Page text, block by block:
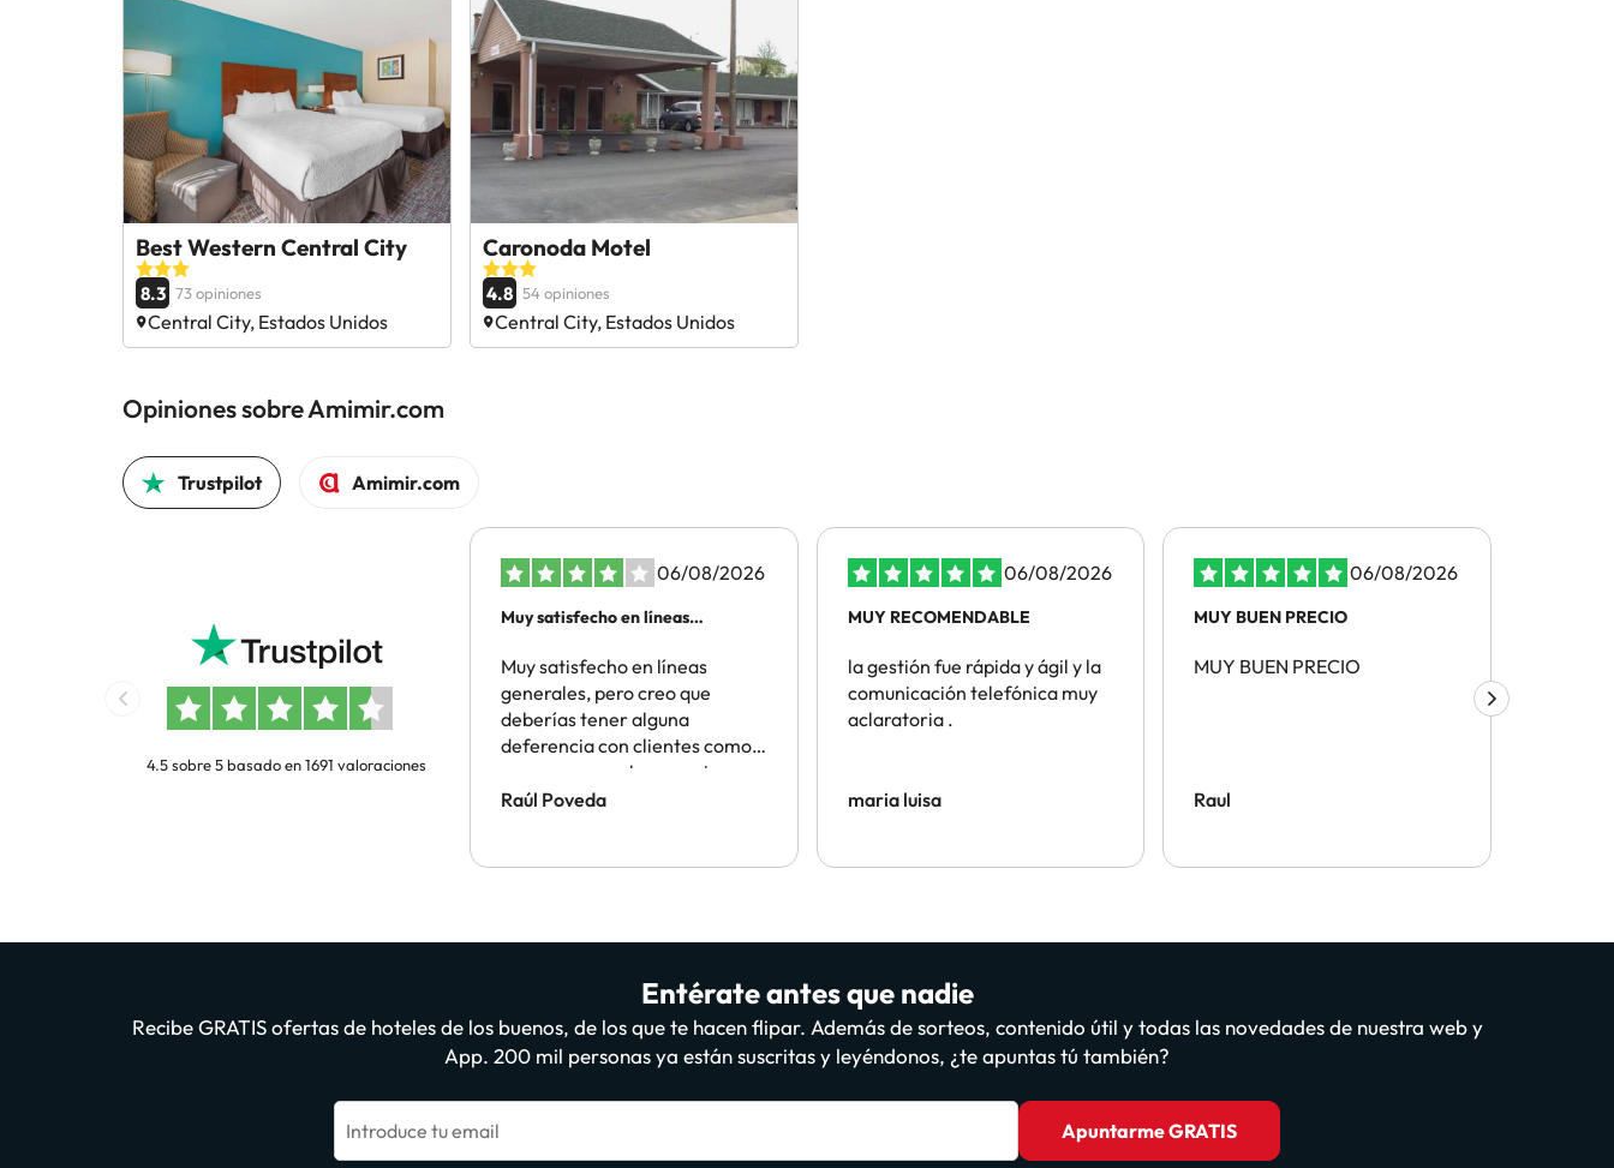
Best Western Central City
8.3 73 opiniones
Central City, Estados Unidos
Caronoda Motel
4.8 54 opiniones
Central City, Estados Unidos
Opiniones sobre Amimir.com
Trustpilot Amimir.com
4.5 sobre 5 basado en 1691 valoraciones
06/08/2026
Muy satisfecho en líneas
Muy satisfecho en líneas
generales, pero creo que
deberías tener alguna
deferencia con clientes como
yo que reservo hace varios
años con vosotros, de hecho,
Raúl Poveda
06/08/2026
MUY RECOMENDABLE
la gestión fue rápida y ágil y la
comunicación telefónica muy
aclaratoria .
maria luisa
06/08/2026
MUY BUEN PRECIO
MUY BUEN PRECIO
Raul
Entérate antes que nadie
Recibe GRATIS ofertas de hoteles de los buenos, de los que te hacen flipar. Además de sorteos, contenido útil y todas las novedades de nuestra web y
App. 200 mil personas ya están suscritas y leyéndonos, ¿te apuntas tú también?
Introduce tu email Apuntarme GRATIS